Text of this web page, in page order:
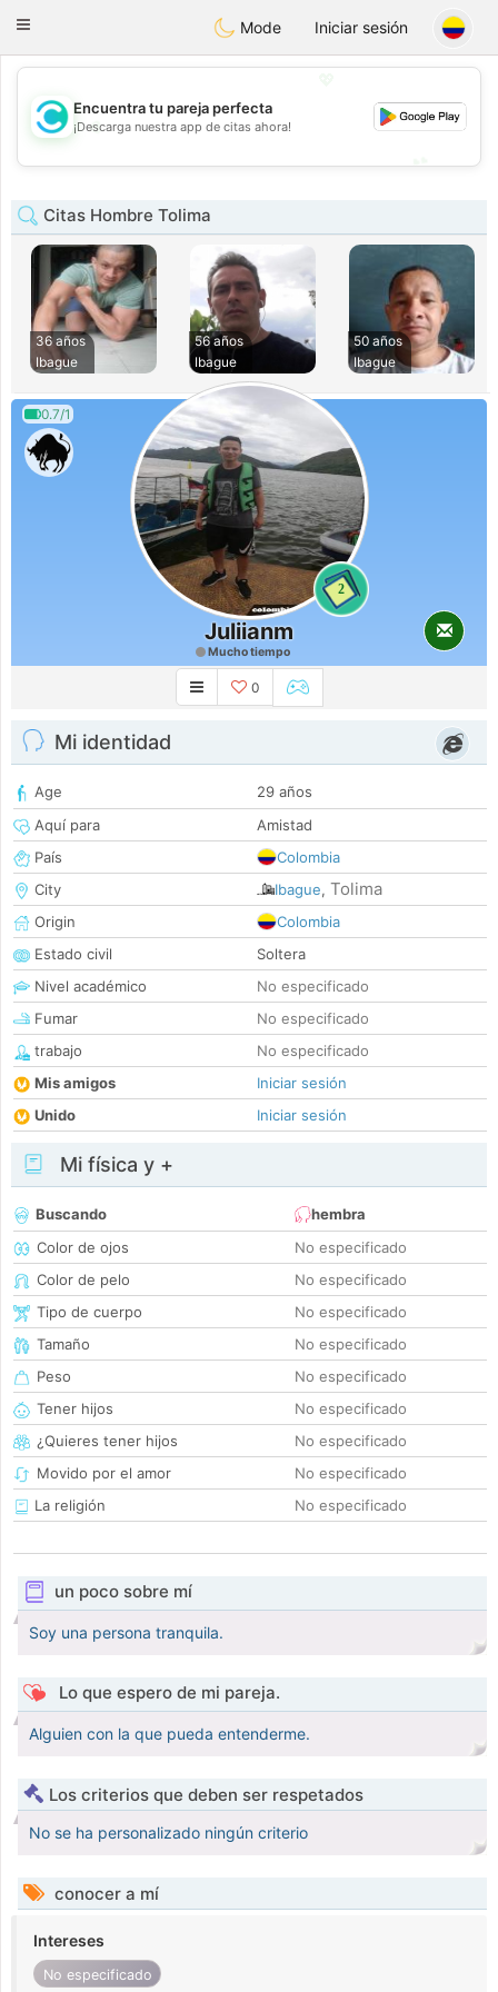
olombiaCitas
Toggle
Mode Iniciar sesión
💖
💕
Encuentra tu pareja perfecta
¡Descarga nuestra app de citas ahora!
Citas Hombre Tolima
36 años
Ibague
56 años
Ibague
50 años
Ibague
0.7/1
2
Juliianm
Mucho tiempo
0
Mi identidad
Age
29 años
Aquí para
Amistad
País
Colombia
City
Ibague, Tolima
Origin
Colombia
Estado civil
Soltera
Nivel académico
No especificado
Fumar
No especificado
trabajo
No especificado
Mis amigos
Iniciar sesión
Unido
Iniciar sesión
Mi física y +
Buscando
hembra
Color de ojos
No especificado
Color de pelo
No especificado
Tipo de cuerpo
No especificado
Tamaño
No especificado
Peso
No especificado
Tener hijos
No especificado
¿Quieres tener hijos
No especificado
Movido por el amor
No especificado
La religión
No especificado
un poco sobre mí
Soy una persona tranquila.
Lo que espero de mi pareja.
Alguien con la que pueda entenderme.
Los criterios que deben ser respetados
No se ha personalizado ningún criterio
conocer a mí
Intereses
No especificado